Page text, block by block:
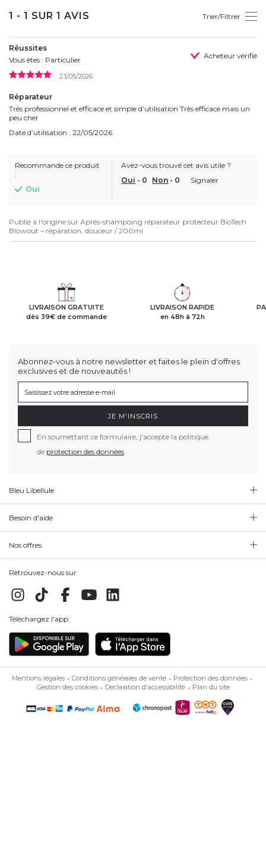
1 - 1 SUR 1 AVIS Trier/Filtrer
Réussites
Vous êtes : Particulier
Acheteur vérifié
23/05/2026
Réparateur
Très professionnel et efficace et simple d’utilisation Très efficace mais un
peu cher
Date d’utilisation : 22/05/2026
Recommande ce produit
:
Oui
Avez-vous trouvé cet avis utile ?
Oui - 0 Non - 0 Signaler
Publié à l'origine sur Après-shampoing réparateur protecteur BioTech
Blowout – réparation, douceur / 200ml
LIVRAISON GRATUITE
dès 39€ de commande
LIVRAISON RAPIDE
en 48h à 72h
Abonnez-vous à notre newsletter et faites le plein d'offres
exclusives et de nouveautés !
JE M'INSCRIS
En soumettant ce formulaire, j'accepte la politique
de protection des données
Bleu Libellule
Besoin d'aide
Nos offres
Retrouvez-nous sur
Téléchargez l'app
Mentions légales Conditions générales de vente
Protection des données
Gestion des cookies
Déclaration d'accessibilité Plan du site